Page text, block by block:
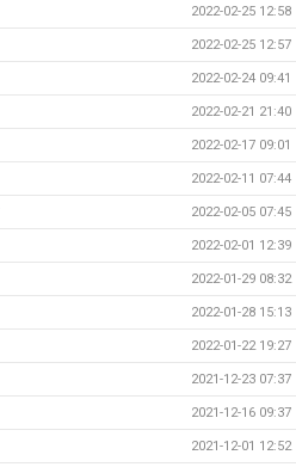
2022-02-25 12:58
2022-02-25 12:57
2022-02-24 09:41
2022-02-21 21:40
2022-02-17 09:01
2022-02-11 07:44
2022-02-05 07:45
2022-02-01 12:39
2022-01-29 08:32
2022-01-28 15:13
2022-01-22 19:27
2021-12-23 07:37
2021-12-16 09:37
2021-12-01 12:52